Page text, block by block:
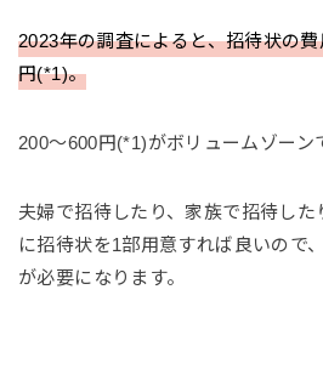
2023年の調査によると、招待状の
円(*1)。
200〜600円(*1)がボリュームゾーン
夫婦で招待したり、家族で招待し
に招待状を1部用意すれば良いので
が必要になります。